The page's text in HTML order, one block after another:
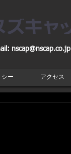
nscap@nscap.co.jp
シー アクセス